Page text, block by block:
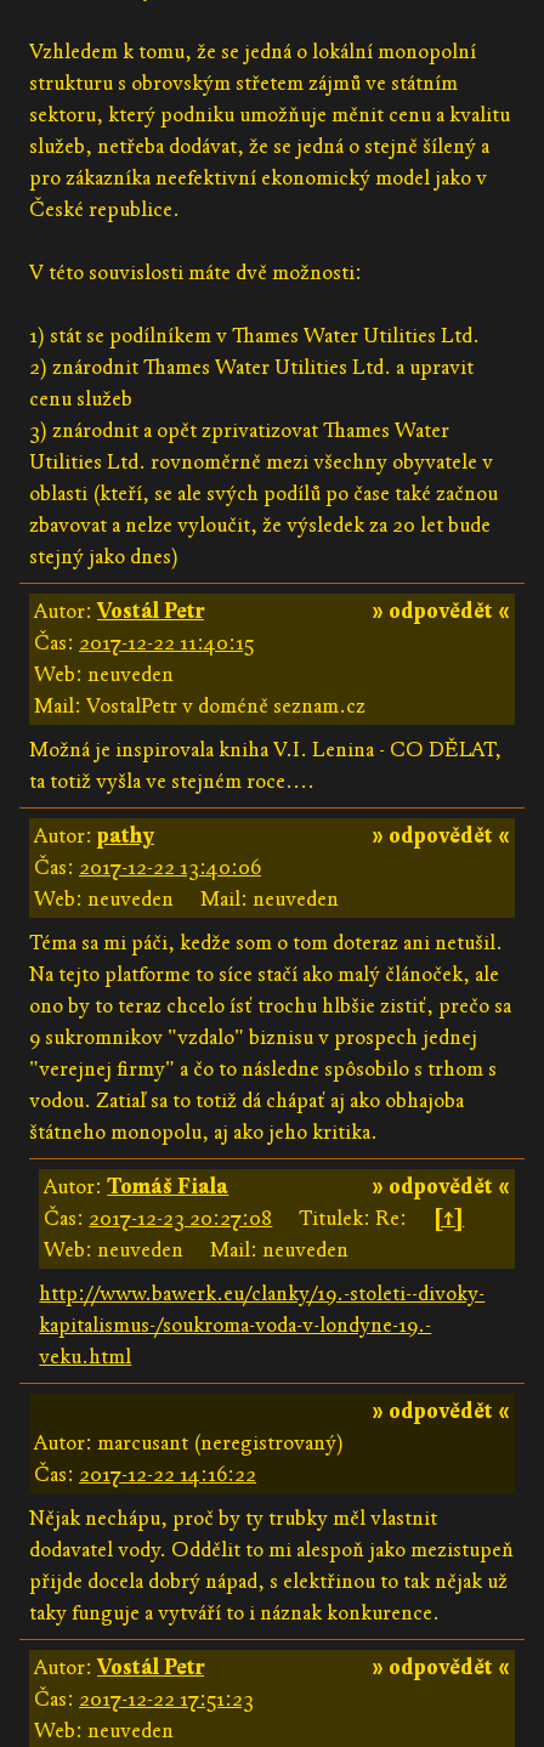
Vzhledem k tomu, že se jedná o lokální monopolní
strukturu s obrovským střetem zájmů ve státním
sektoru, který podniku umožňuje měnit cenu a kvalitu
služeb, netřeba dodávat, že se jedná o stejně šílený a
pro zákazníka neefektivní ekonomický model jako v
České republice.
V této souvislosti máte dvě možnosti:
1) stát se podílníkem v Thames Water Utilities Ltd.
2) znárodnit Thames Water Utilities Ltd. a upravit
cenu služeb
3) znárodnit a opět zprivatizovat Thames Water
Utilities Ltd. rovnoměrně mezi všechny obyvatele v
oblasti (kteří, se ale svých podílů po čase také začnou
zbavovat a nelze vyloučit, že výsledek za 20 let bude
stejný jako dnes)
» odpovědět «
Autor:Vostál Petr
Čas: 2017-12-22 11:40:15
Web: neuveden
Mail: VostalPetr v doméně seznam.cz
Možná je inspirovala kniha V.I. Lenina - CO DĚLAT,
ta totiž vyšla ve stejném roce....
» odpovědět «
Autor: pathy
Čas: 2017-12-22 13:40:06
Web: neuveden
Mail: neuveden
Téma sa mi páči, kedže som o tom doteraz ani netušil.
Na tejto platforme to síce stačí ako malý článoček, ale
ono by to teraz chcelo ísť trochu hlbšie zistiť, prečo sa
9 sukromnikov "vzdalo" biznisu v prospech jednej
"verejnej firmy" a čo to následne spôsobilo s trhom s
vodou. Zatiaľ sa to totiž dá chápať aj ako obhajoba
štátneho monopolu, aj ako jeho kritika.
» odpovědět «
Autor:Tomáš Fiala
Čas: 2017-12-23 20:27:08 Titulek: Re:
[↑]
Web: neuveden
Mail: neuveden
http://www.bawerk.eu/clanky/19.-stoleti--divoky-
kapitalismus-/soukroma-voda-v-londyne-19.-
veku.html
» odpovědět «
Autor: marcusant (neregistrovaný)
Čas: 2017-12-22 14:16:22
Nějak nechápu, proč by ty trubky měl vlastnit
dodavatel vody. Oddělit to mi alespoň jako mezistupeň
přijde docela dobrý nápad, s elektřinou to tak nějak už
taky funguje a vytváří to i náznak konkurence.
» odpovědět «
Autor:Vostál Petr
Čas: 2017-12-22 17:51:23
Web: neuveden